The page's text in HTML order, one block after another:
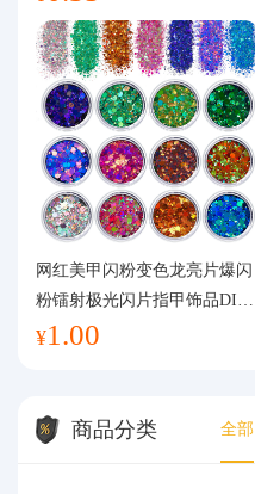
网红美甲闪粉变色龙亮片爆闪
粉镭射极光闪片指甲饰品DIY
手工流麻
¥1.00
商品分类 全部